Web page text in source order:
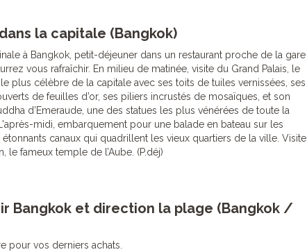
la capitale (Bangkok)
à Bangkok, petit-déjeuner dans un restaurant proche de la gare
vous rafraîchir. En milieu de matinée, visite du Grand Palais, le
plus célèbre de la capitale avec ses toits de tuiles vernissées, ses
de feuilles d’or, ses piliers incrustés de mosaïques, et son
d’Emeraude, une des statues les plus vénérées de toute la
midi, embarquement pour une balade en bateau sur les
étonnants canaux qui quadrillent les vieux quartiers de la ville. Visite
le fameux temple de l’Aube. (P.déj)
Bangkok et direction la plage (Bangkok /
pour vos derniers achats.